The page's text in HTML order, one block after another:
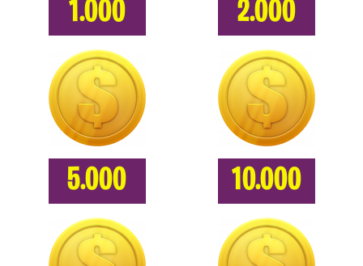
1.000 2.000
5.000 10.000